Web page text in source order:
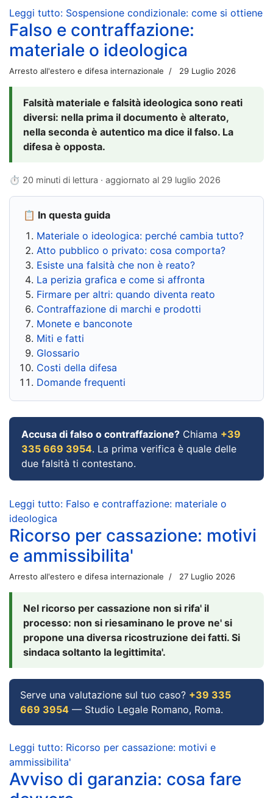
Leggi tutto: Sospensione condizionale: come si ottiene
Falso e contraffazione:
materiale o ideologica
Arresto all'estero e difesa internazionale 29 Luglio 2026
Falsità materiale e falsità ideologica sono reati
diversi: nella prima il documento è alterato,
nella seconda è autentico ma dice il falso. La
difesa è opposta.
⏱ 20 minuti di lettura · aggiornato al 29 luglio 2026
📋 In questa guida
Materiale o ideologica: perché cambia tutto?
Atto pubblico o privato: cosa comporta?
Esiste una falsità che non è reato?
La perizia grafica e come si affronta
Firmare per altri: quando diventa reato
Contraffazione di marchi e prodotti
Monete e banconote
Miti e fatti
Glossario
Costi della difesa
Domande frequenti
Accusa di falso o contraffazione? Chiama +39
335 669 3954. La prima verifica è quale delle
due falsità ti contestano.
Leggi tutto: Falso e contraffazione: materiale o
ideologica
Ricorso per cassazione: motivi
e ammissibilita'
Arresto all'estero e difesa internazionale 27 Luglio 2026
Nel ricorso per cassazione non si rifa' il
processo: non si riesaminano le prove ne' si
propone una diversa ricostruzione dei fatti. Si
sindaca soltanto la legittimita'.
Serve una valutazione sul tuo caso? +39 335
669 3954 — Studio Legale Romano, Roma.
Leggi tutto: Ricorso per cassazione: motivi e
ammissibilita'
Avviso di garanzia: cosa fare